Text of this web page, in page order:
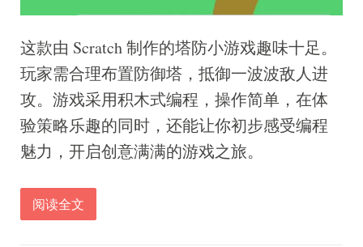
这款由 Scratch 制作的塔防小游戏趣味十足。
玩家需合理布置防御塔，抵御一波波敌人进
攻。游戏采用积木式编程，操作简单，在体
验策略乐趣的同时，还能让你初步感受编程
魅力，开启创意满满的游戏之旅。
阅读全文